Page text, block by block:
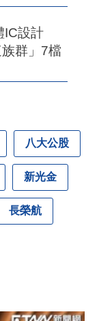
IC設計
群」7檔
八大公股
新光金
長榮航